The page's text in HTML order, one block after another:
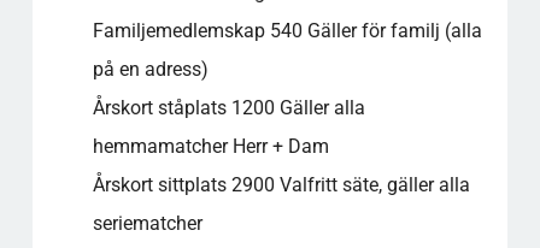
Familjemedlemskap 540 Gäller för familj (alla
på en adress)
Årskort ståplats 1200 Gäller alla
hemmamatcher Herr + Dam
Årskort sittplats 2900 Valfritt säte, gäller alla
seriematcher